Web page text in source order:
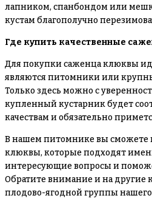
лапником, спанбондом или
кустам благополучно
Где купить качественные
Для покупки саженца клюквы
являются питомники или
Только здесь можно с
купленный кустарник будет
качествам и обязательно
В нашем питомнике вы сможете
клюквы, которые подходят
интересующие вопросы и
Обратите внимание и на другие
плодово-ягодной группы